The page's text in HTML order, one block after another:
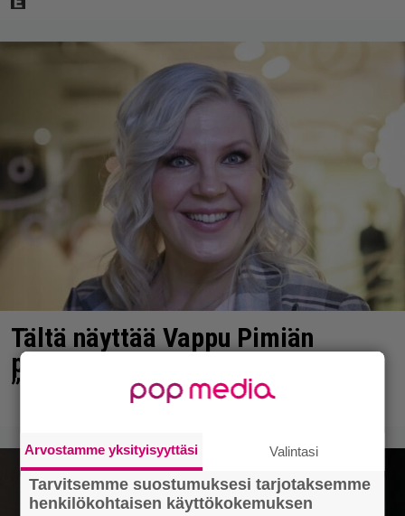
Tältä näyttää Vappu Pimiän
perhelomalla Portugalissa –
”Kaunis mekko”
Arvostamme yksityisyyttäsi Valintasi
Tarvitsemme suostumuksesi tarjotaksemme
henkilökohtaisen käyttökokemuksen